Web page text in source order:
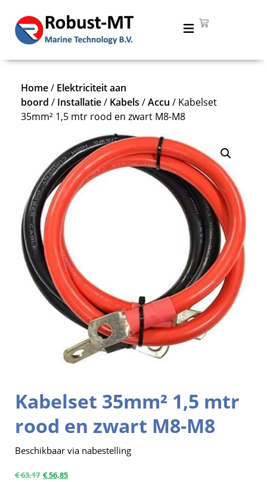
Kabelset 35mm² 1,5 mtr
rood en zwart M8-M8
Beschikbaar via nabestelling
€63,17 €56,85
Home/ Elektriciteit aan
boord / Installatie/ Kabels /Accu / Kabelset
35mm² 1,5 mtr rood en zwart M8-M8